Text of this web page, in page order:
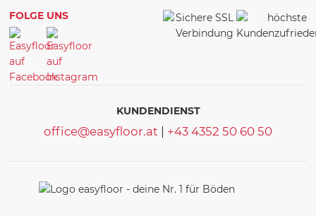
FOLGE UNS
KUNDENDIENST
office@easyfloor.at +43 4352 50 60 50